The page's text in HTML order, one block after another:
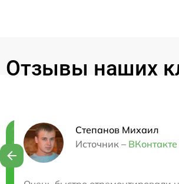
Отзывы наших
Степанов Михаил
Источник – ВКонтакте
Нужна